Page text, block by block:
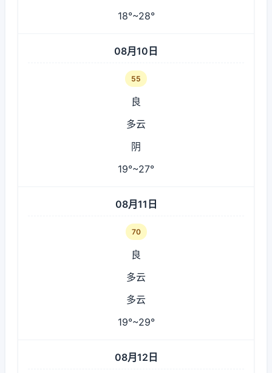
18°~28°
08月10日
55
良
多云
阴
19°~27°
08月11日
70
良
多云
多云
19°~29°
08月12日